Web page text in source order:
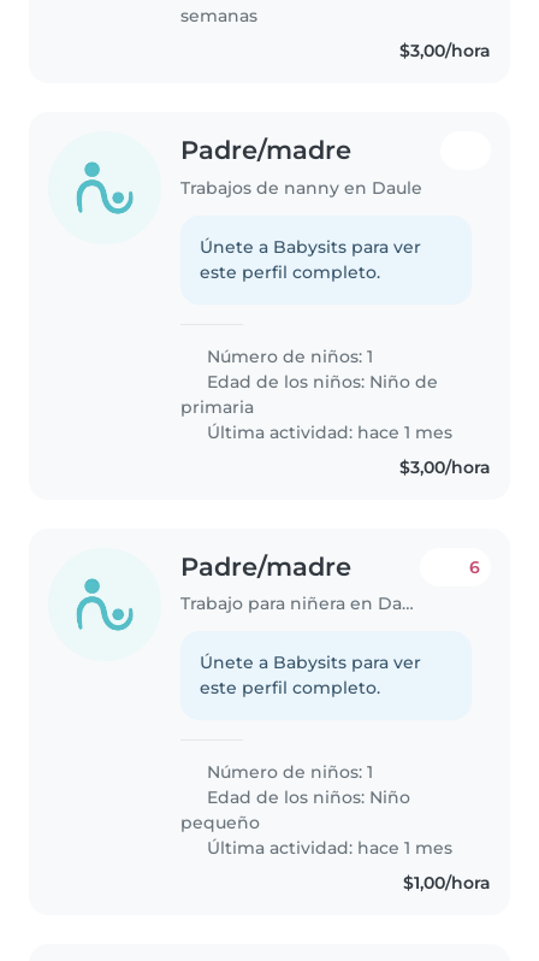
semanas
$3,00/hora
Padre/madre
Trabajos de nanny en Daule
Únete a Babysits para ver
este perfil completo.
Número de niños: 1
Edad de los niños: Niño de
primaria
Última actividad: hace 1 mes
$3,00/hora
Padre/madre
Trabajo para niñera en Daule
6
Únete a Babysits para ver
este perfil completo.
Número de niños: 1
Edad de los niños: Niño
pequeño
Última actividad: hace 1 mes
$1,00/hora